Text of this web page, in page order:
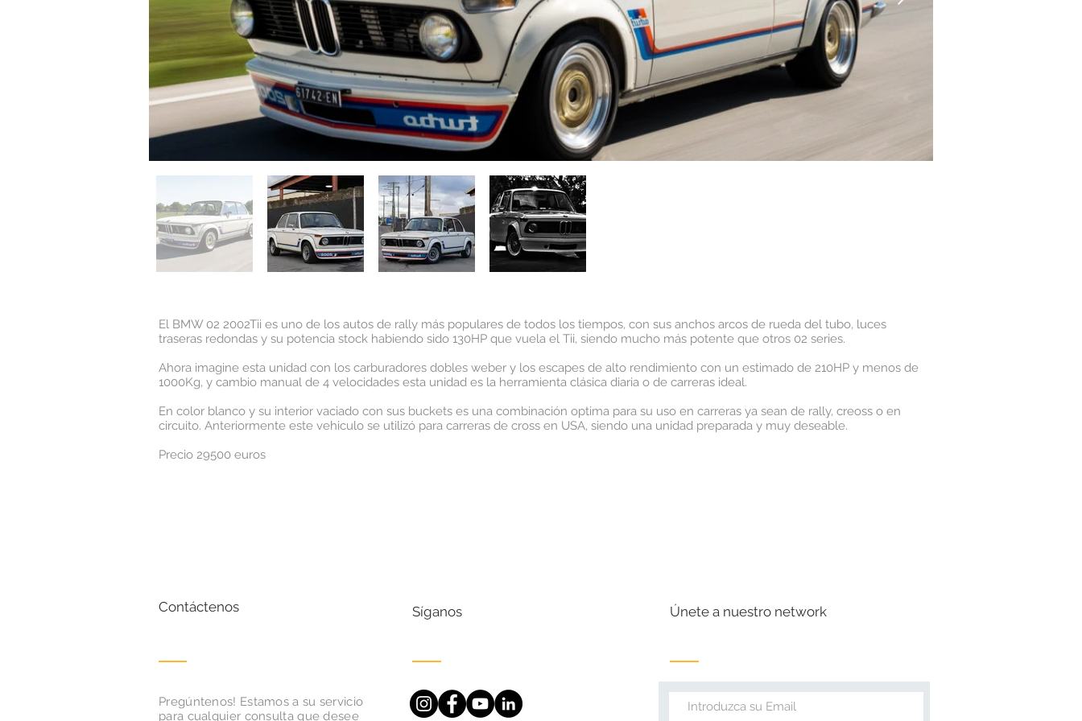
El BMW 02 2002Tii es uno de los autos de rally más populares de todos los tiempos, con sus anchos arcos de rueda del tubo, luces
traseras redondas y su potencia stock habiendo sido 130HP que vuela el Tii, siendo mucho más potente que otros 02 series.
Ahora imagine esta unidad con los carburadores dobles weber y los escapes de alto rendimiento con un estimado de 210HP y menos de
1000Kg, y cambio manual de 4 velocidades esta unidad es la herramienta clásica diaria o de carreras ideal.
En color blanco y su interior vaciado con sus buckets es una combinación optima para su uso en carreras ya sean de rally, creoss o en
circuito. Anteriormente este vehiculo se utilizó para carreras de cross en USA, siendo una unidad preparada y muy deseable.
Precio 29500 euros
Únete a nuestro network
Contáctenos
Pregúntenos! Estamos a su servicio
para cualquier consulta que desee
Síganos